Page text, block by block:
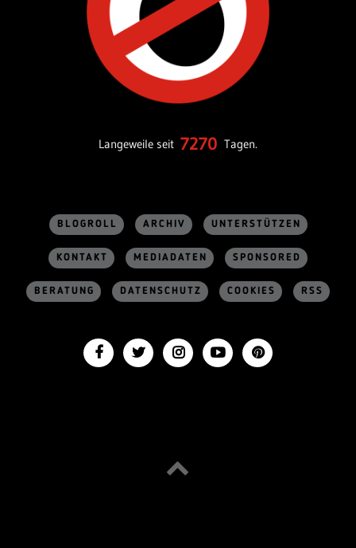
Langeweile seit 7270 Tagen.
BLOGROLL ARCHIV UNTERSTÜTZEN
KONTAKT MEDIADATEN SPONSORED
BERATUNG DATENSCHUTZ COOKIES RSS